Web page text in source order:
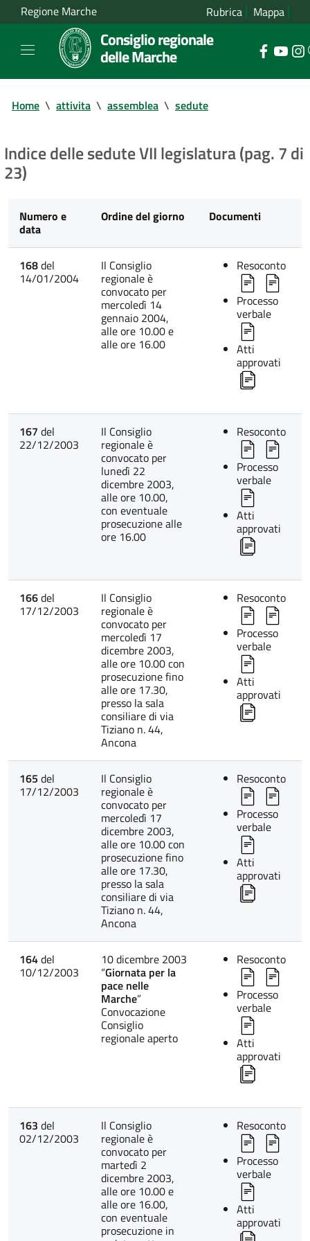
Regione Marche Rubrica Mappa
Consiglio regionale
delle Marche
Home \ attivita \ assemblea \ sedute
Indice delle sedute VII legislatura (pag. 7 di
23)
Numero e
data
Ordine del giorno Documenti
168del
14/01/2004
Il Consiglio
regionale è
convocato per
mercoledì 14
gennaio 2004,
alle ore 10.00 e
alle ore 16.00
Resoconto
Processo
verbale
Atti
approvati
167 del
22/12/2003
Il Consiglio
regionale è
convocato per
lunedì 22
dicembre 2003,
alle ore 10.00,
con eventuale
prosecuzione alle
ore 16.00
Resoconto
Processo
verbale
Atti
approvati
166del
17/12/2003
Il Consiglio
regionale è
convocato per
mercoledì 17
dicembre 2003,
alle ore 10.00 con
prosecuzione fino
alle ore 17.30,
presso la sala
consiliare di via
Tiziano n. 44,
Ancona
Resoconto
Processo
verbale
Atti
approvati
165 del
17/12/2003
Il Consiglio
regionale è
convocato per
mercoledì 17
dicembre 2003,
alle ore 10.00 con
prosecuzione fino
alle ore 17.30,
presso la sala
consiliare di via
Tiziano n. 44,
Ancona
Resoconto
Processo
verbale
Atti
approvati
164del
10/12/2003
10 dicembre 2003
“Giornata per la
pace nelle
Marche”
Convocazione
Consiglio
regionale aperto
Resoconto
Processo
verbale
Atti
approvati
163 del
02/12/2003
Il Consiglio
regionale è
convocato per
martedì 2
dicembre 2003,
alle ore 10.00 e
alle ore 16.00,
con eventuale
prosecuzione in
Resoconto
Processo
verbale
Atti
approvati